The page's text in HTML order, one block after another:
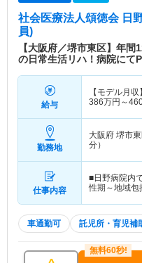
社会医療法人頌徳会 日
員)
【大阪府／堺市東区】年
の日常生活リハ！病院にて
給与
【モデル月収】
386万円～
勤務地
大阪府 堺市
分）
仕事内容
■日野病院内
性期～地域
車通勤可 託児所・育児補